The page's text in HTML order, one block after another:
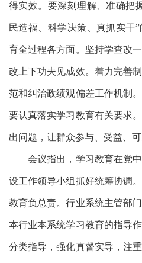
得实效。要深刻理解、准确把
民造福、科学决策、真抓实干
育全过程各方面。坚持学查改
改上下功夫见成效。着力完善
范和纠治政绩观偏差工作机制
要认真落实学习教育有关要求
出问题，让群众参与、受益、可
会议指出，学习教育在党中
设工作领导小组抓好统筹协调
教育负总责。行业系统主管部
本行业本系统学习教育的指导
分类指导，强化真督实导，注